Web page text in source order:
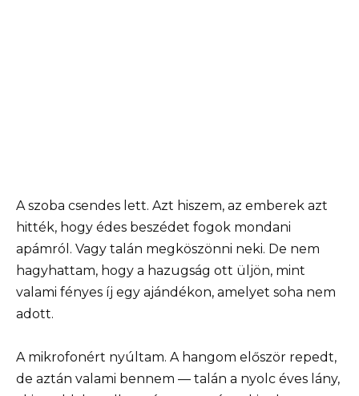
A szoba csendes lett. Azt hiszem, az emberek azt
hitték, hogy édes beszédet fogok mondani
apámról. Vagy talán megköszönni neki. De nem
hagyhattam, hogy a hazugság ott üljön, mint
valami fényes íj egy ajándékon, amelyet soha nem
adott.
A mikrofonért nyúltam. A hangom először repedt,
de aztán valami bennem — talán a nyolc éves lány,